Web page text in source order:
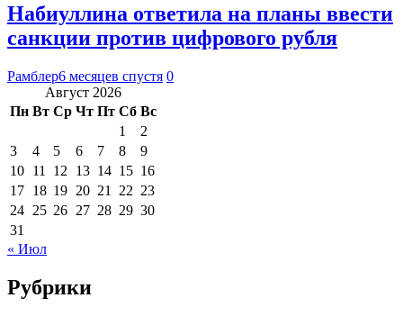
Набиуллина ответила на планы ввести
санкции против цифрового рубля
Рамблер6 месяцев спустя 0
Август 2026
Пн Вт Ср Чт Пт Сб Вс
1
2
3
4 5 6 7 8
9
10 11 12 13 14 15 16
17 18 19 20 21 22 23
24 25 26 27 28 29 30
31
« Июл
Рубрики